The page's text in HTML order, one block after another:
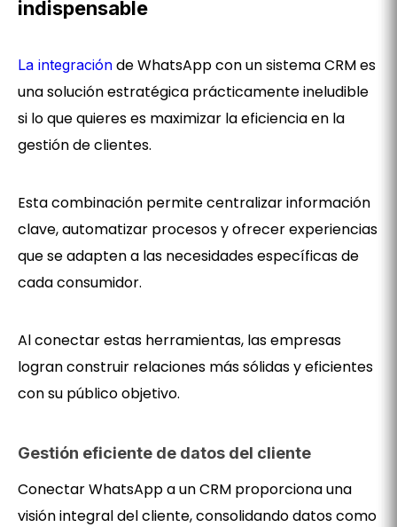
indispensable
La integración de WhatsApp con un sistema CRM es
una solución estratégica prácticamente ineludible
si lo que quieres es maximizar la eficiencia en la
gestión de clientes.
Esta combinación permite centralizar información
clave, automatizar procesos y ofrecer experiencias
que se adapten a las necesidades específicas de
cada consumidor.
Al conectar estas herramientas, las empresas
logran construir relaciones más sólidas y eficientes
con su público objetivo.
Gestión eficiente de datos del cliente
Conectar WhatsApp a un CRM proporciona una
visión integral del cliente, consolidando datos como